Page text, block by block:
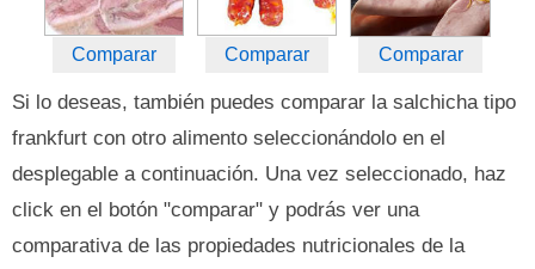
Comparar Comparar Comparar
Si lo deseas, también puedes comparar la salchicha tipo
frankfurt con otro alimento seleccionándolo en el
desplegable a continuación. Una vez seleccionado, haz
click en el botón "comparar" y podrás ver una
comparativa de las propiedades nutricionales de la